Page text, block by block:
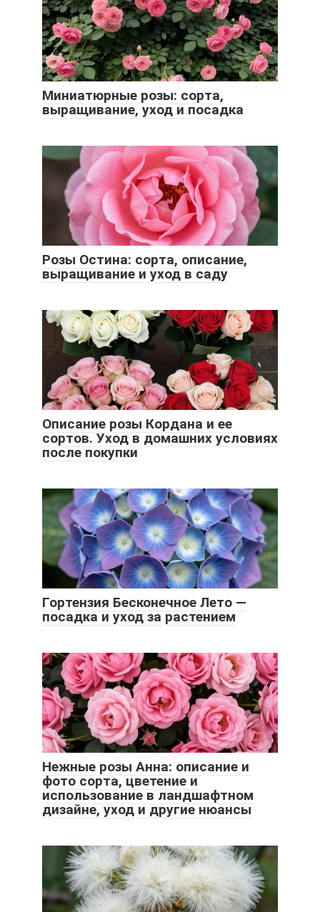
Миниатюрные розы: сорта,
выращивание, уход и посадка
Розы Остина: сорта, описание,
выращивание и уход в саду
Описание розы Кордана и ее
сортов. Уход в домашних условиях
после покупки
Гортензия Бесконечное Лето —
посадка и уход за растением
Нежные розы Анна: описание и
фото сорта, цветение и
использование в ландшафтном
дизайне, уход и другие нюансы